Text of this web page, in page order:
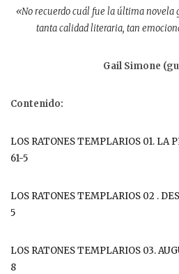
«No recuerdo cuál fue la última novela
tanta calidad literaria, tan
Gail Simone
Contenido:
LOS RATONES TEMPLARIOS 01.
61-5
LOS RATONES TEMPLARIOS 02 .
5
LOS RATONES TEMPLARIOS 03.
8